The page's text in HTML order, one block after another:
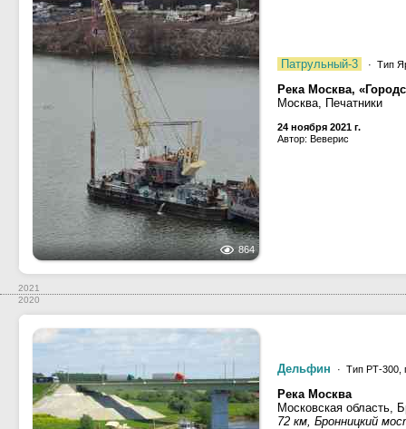
864
Патрульный-3 · Тип
Река Москва,
Москва, Печатники
24 ноября 2021 г.
Автор: Веверис
2021
2020
Дельфин · Тип РТ-300,
Река Москва
Московская область,
72 км, Бронницкий